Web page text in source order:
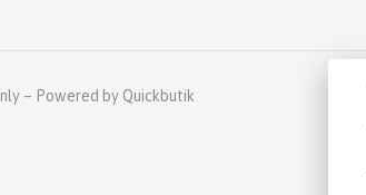
– Powered by Quickbutik